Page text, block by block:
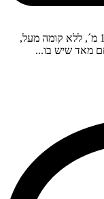
שלום, כמה BTU צריך לחדר מגורים בגודל של 16 מ´, ללא קומה מעל,
מאד שיש בו...